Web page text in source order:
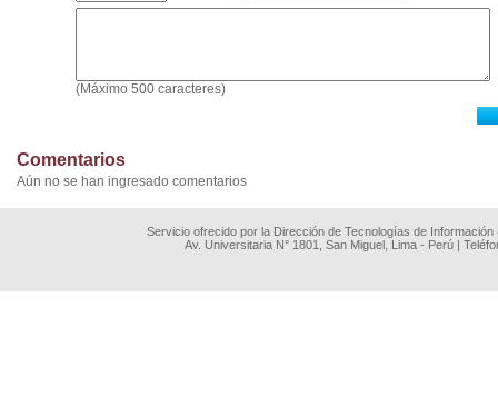
(Máximo 500 caracteres)
Comentarios
Aún no se han ingresado comentarios
Servicio ofrecido por la Dirección de Tecnologías de
Av. Universitaria N° 1801, San Miguel, Lima - Perú |